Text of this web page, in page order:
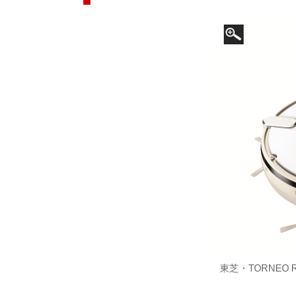
東芝・TORNEO